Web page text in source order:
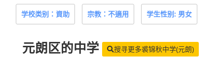
学校类别：資助 宗教：不適用 学生性别: 男女
元朗区的中学 搜寻更多裘锦秋中学(元朗)